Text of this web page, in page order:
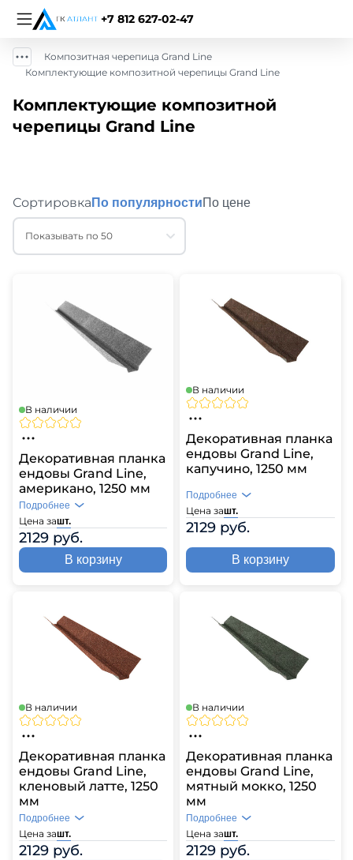
+7 812 627-02-47
Композитная черепица Grand Line
Комплектующие композитной черепицы Grand Line
Комплектующие композитной
черепицы Grand Line
Сортировка По популярностиПо цене
Показывать по 50
В наличии
Декоративная планка
ендовы Grand Line,
американо, 1250 мм
Цена зашт.
2129 руб.
Подробнее
В корзину
В наличии
Декоративная планка
ендовы Grand Line,
капучино, 1250 мм
Цена зашт.
2129 руб.
Подробнее
В корзину
В наличии
Декоративная планка
ендовы Grand Line,
кленовый латте, 1250
мм
Цена зашт.
2129 руб.
Подробнее
В наличии
Декоративная планка
ендовы Grand Line,
мятный мокко, 1250
мм
Цена зашт.
2129 руб.
Подробнее